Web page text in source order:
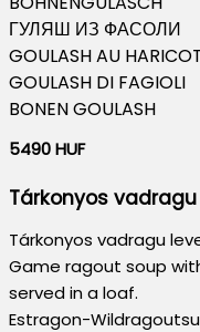
ГУЛЯШ ИЗ ФАСОЛИ
GOULASH AU
GOULASH DI FAGIOLI
BONEN GOULASH
5490 HUF
Tárkonyos
Tárkonyos vadragu
Game ragout soup
served in a loaf.
Estragon-